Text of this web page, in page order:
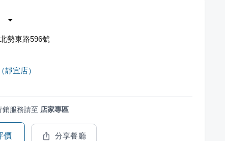
勢東路596號
靜宜店）
銷服務請至 店家專區
價 分享餐廳